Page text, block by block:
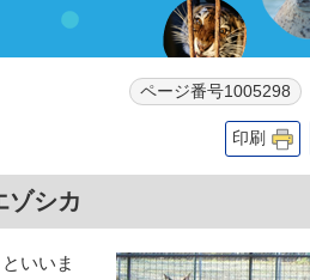
ページ番号1005298
印刷
シカ
いいま